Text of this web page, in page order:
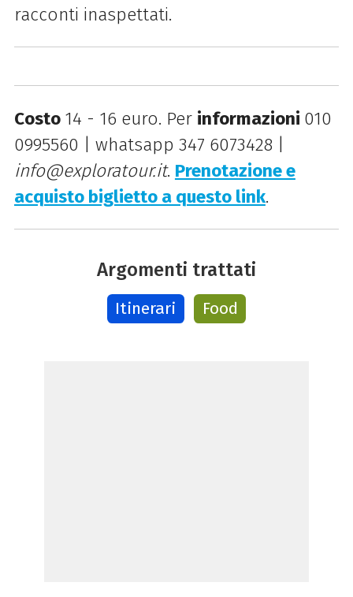
racconti inaspettati.
Costo 14 - 16 euro. Per informazioni 010
0995560 | whatsapp 347 6073428 |
info@exploratour.it. Prenotazione e
acquisto biglietto a questo link.
Argomenti trattati
Itinerari Food